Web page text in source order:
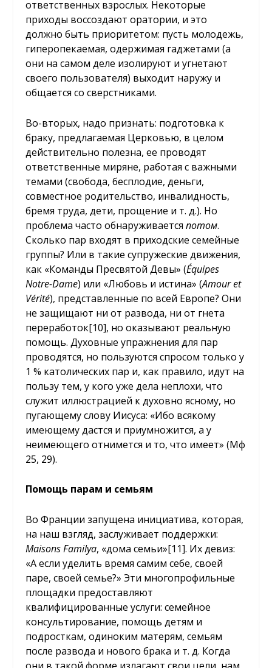
ответственных взрослых. Некоторые
приходы воссоздают оратории, и это
должно быть приоритетом: пусть молодежь,
гиперопекаемая, одержимая гаджетами (а
они на самом деле изолируют и угнетают
своего пользователя) выходит наружу и
общается со сверстниками.
Во-вторых, надо признать: подготовка к
браку, предлагаемая Церковью, в целом
действительно полезна, ее проводят
ответственные миряне, работая с важными
темами (свобода, бесплодие, деньги,
совместное родительство, инвалидность,
бремя труда, дети, прощение и т. д.). Но
проблема часто обнаруживаетсяпотом.
Сколько пар входят в приходские семейные
группы? Или в такие супружеские движения,
как «Команды Пресвятой Девы» (Équipes
Notre-Dame) или «Любовь и истина» (Amour et
Vérité), представленные по всей Европе? Они
не защищают ни от развода, ни от гнета
переработок[10], но оказывают реальную
помощь. Духовные упражнения для пар
проводятся, но пользуются спросом только у
1 % католических пар и, как правило, идут на
пользу тем, у кого уже дела неплохи, что
служит иллюстрацией к духовно ясному, но
пугающему слову Иисуса: «Ибо всякому
имеющему дастся и приумножится, а у
неимеющего отнимется и то, что имеет» (Мф
25, 29).
Помощь парам и семьям
Во Франции запущена инициатива, которая,
на наш взгляд, заслуживает поддержки:
Maisons Familya, «дома семьи»[11]. Их девиз:
«А если уделить время самим себе, своей
паре, своей семье?» Эти многопрофильные
площадки предоставляют
квалифицированные услуги: семейное
консультирование, помощь детям и
подросткам, одиноким матерям, семьям
после развода и нового брака и т. д. Когда